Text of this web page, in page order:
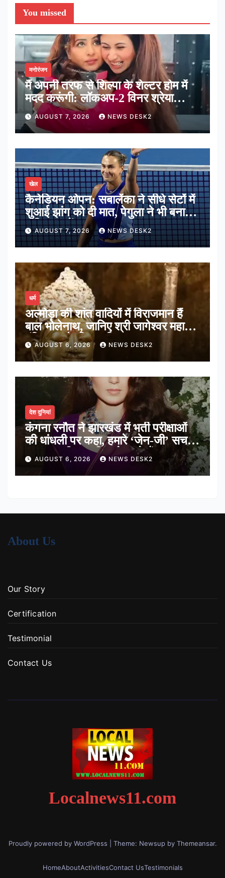
You missed
मनोरंजन
मैं अपनी तरफ से शिल्पा के शेल्टर होम में
मदद करूंगी: लॉकअप-2 विनर श्रेया
कालरा
AUGUST 7, 2026 NEWS DESK2
खेल
कैनेडियन ओपन: सबालेंका ने सीधे सेटों में
शुआई झांग को दी मात, पेगुला ने भी बनाई
अंतिम 16 में जगह
AUGUST 7, 2026 NEWS DESK2
धर्म
अल्मोड़ा की शांत वादियों में विराजमान हैं
बाल भोलेनाथ, जानिए श्री जागेश्वर महादेव
मंदिर का पौराणिक इतिहास
AUGUST 6, 2026 NEWS DESK2
देश दुनियां
कंगना रनौत ने झारखंड में भर्ती परीक्षाओं
की धांधली पर कहा, हमारे ‘जेन-जी’ सच में
हर तरह की तकलीफ झेल रहे हैं
AUGUST 6, 2026 NEWS DESK2
About Us
Our Story
Certification
Testimonial
Contact Us
Localnews11.com
Proudly powered by WordPress Theme: Newsup by Themeansar.
HomeAboutActivitiesContact UsTestimonials